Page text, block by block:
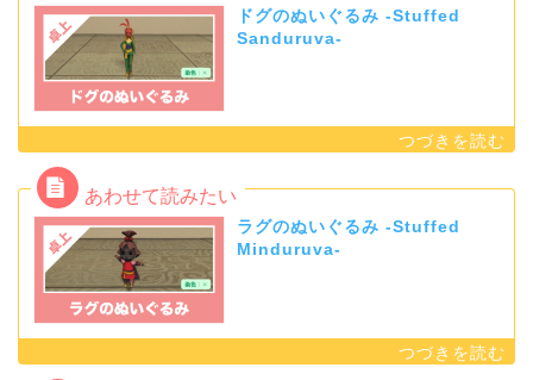
ドグのぬいぐるみ -Stuffed
Sanduruva-
ラグのぬいぐるみ -Stuffed
Minduruva-